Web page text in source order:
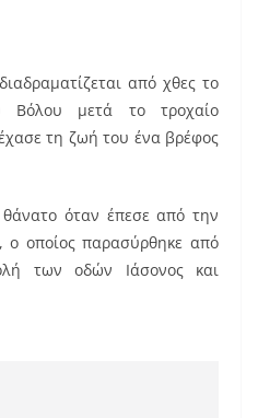
από χθες το
μετά το τροχαίο
τη ζωή του ένα βρέφος
όταν έπεσε από την
ο οποίος παρασύρθηκε από
των οδών Ιάσονος και